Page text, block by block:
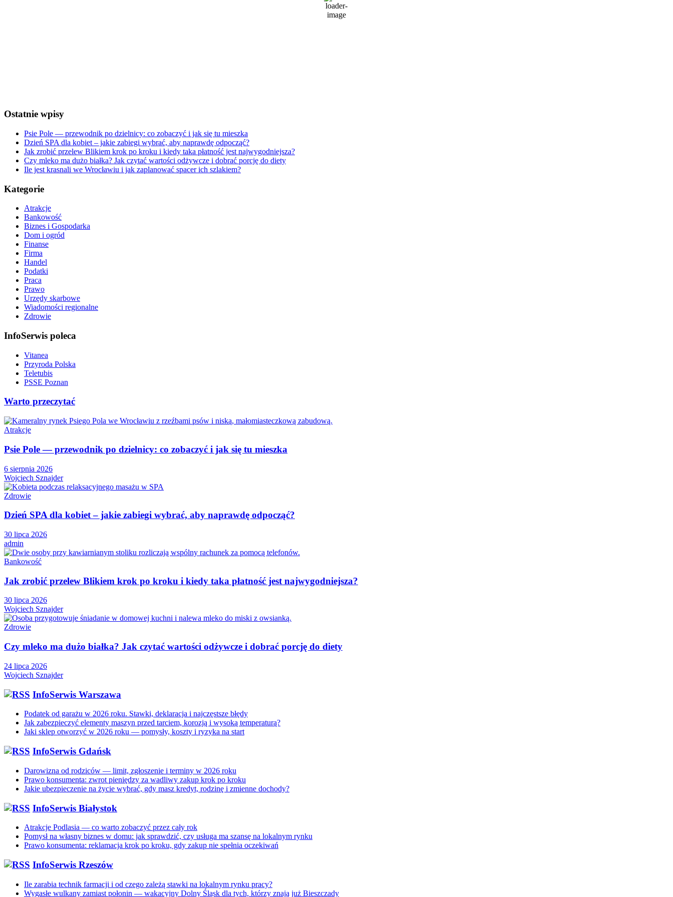
76 %
1020 mb
Ostatnie wpisy
Psie Pole — przewodnik po dzielnicy: co zobaczyć i jak się tu mieszka
Dzień SPA dla kobiet – jakie zabiegi wybrać, aby naprawdę odpocząć?
Jak zrobić przelew Blikiem krok po kroku i kiedy taka płatność jest najwygodniejsza?
Czy mleko ma dużo białka? Jak czytać wartości odżywcze i dobrać porcję do diety
Ile jest krasnali we Wrocławiu i jak zaplanować spacer ich szlakiem?
Kategorie
Atrakcje
Bankowość
Biznes i Gospodarka
Dom i ogród
Finanse
Firma
Handel
Podatki
Praca
Prawo
Urzędy skarbowe
Wiadomości regionalne
Zdrowie
InfoSerwis poleca
Vitanea
Przyroda Polska
Teletubis
PSSE Poznan
Warto przeczytać
Atrakcje
Psie Pole — przewodnik po dzielnicy: co zobaczyć i jak się tu mieszka
6 sierpnia 2026
Wojciech Sznajder
Zdrowie
Dzień SPA dla kobiet – jakie zabiegi wybrać, aby naprawdę odpocząć?
30 lipca 2026
admin
Bankowość
Jak zrobić przelew Blikiem krok po kroku i kiedy taka płatność jest najwygodniejsza?
30 lipca 2026
Wojciech Sznajder
Zdrowie
Czy mleko ma dużo białka? Jak czytać wartości odżywcze i dobrać porcję do diety
24 lipca 2026
Wojciech Sznajder
InfoSerwis Warszawa
Podatek od garażu w 2026 roku. Stawki, deklaracja i najczęstsze błędy
Jak zabezpieczyć elementy maszyn przed tarciem, korozją i wysoką temperaturą?
Jaki sklep otworzyć w 2026 roku — pomysły, koszty i ryzyka na start
InfoSerwis Gdańsk
Darowizna od rodziców — limit, zgłoszenie i terminy w 2026 roku
Prawo konsumenta: zwrot pieniędzy za wadliwy zakup krok po kroku
Jakie ubezpieczenie na życie wybrać, gdy masz kredyt, rodzinę i zmienne dochody?
InfoSerwis Białystok
Atrakcje Podlasia — co warto zobaczyć przez cały rok
Pomysł na własny biznes w domu: jak sprawdzić, czy usługa ma szansę na lokalnym rynku
Prawo konsumenta: reklamacja krok po kroku, gdy zakup nie spełnia oczekiwań
InfoSerwis Rzeszów
Ile zarabia technik farmacji i od czego zależą stawki na lokalnym rynku pracy?
Wygasłe wulkany zamiast połonin — wakacyjny Dolny Śląsk dla tych, którzy znają już Bieszczady